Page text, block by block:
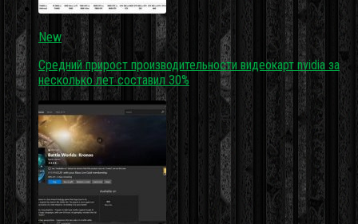
New
Средний прирост производительности видеокарт nvidia за
несколько лет составил 30%